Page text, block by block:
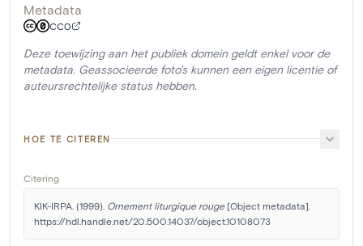
Metadata
CC0
Deze toewijzing aan het publiek domein geldt enkel voor de
metadata. Geassocieerde foto's kunnen een eigen licentie of
auteursrechtelijke status hebben.
HOE TE CITEREN
Citering
KIK-IRPA. (1999). Ornement liturgique rouge [Object metadata].
https://hdl.handle.net/20.500.14037/object.10108073